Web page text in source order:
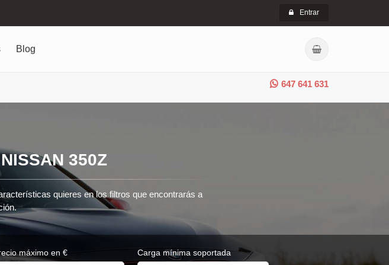
Entrar
Blog
647 641 631
NISSAN 350Z
quieres en los filtros que encontrarás a
máximo en € Carga mínima soportada